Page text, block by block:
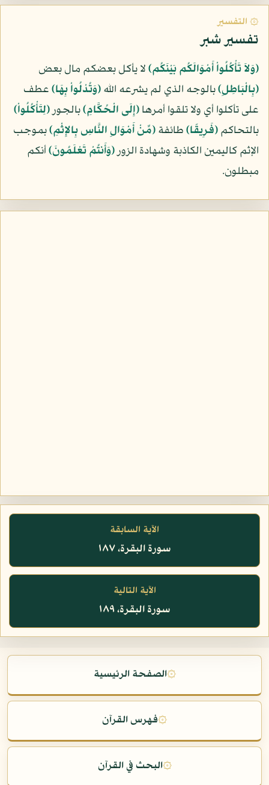
۞ التفسير
تفسير شبر
﴿وَلاَ تَأْكُلُواْ أَمْوَالَكُم بَيْنَكُم﴾لا يأكل بعضكم مال بعض
﴿بِالْبَاطِلِ﴾بالوجه الذي لم يشرعه الله﴿وَتُدْلُواْ بِهَا﴾عطف
على تأكلوا أي ولا تلقوا أمرها﴿إِلَى الْحُكَّامِ﴾بالجور﴿لِتَأْكُلُواْ﴾
بالتحاكم﴿فَرِيقًا﴾طائفة﴿مِّنْ أَمْوَالِ النَّاسِ بِالإِثْمِ﴾بموجب
الإثم كاليمين الكاذبة وشهادة الزور﴿وَأَنتُمْ تَعْلَمُونَ﴾أنكم
مبطلون.
الآية السابقة
سورة البقرة، ١٨٧
الآية التالية
سورة البقرة، ١٨٩
۞الصفحة الرئيسية
۞فهرس القرآن
۞البحث في القرآن